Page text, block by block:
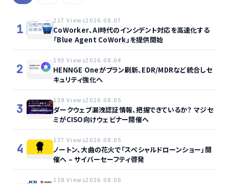
1
217 Views2026.08.07
CoWorker、AI時代のインシデント対応を高速化する
「Blue Agent CoWork」を提供開始
2
193 Views2026.08.04
HENNGE Oneがプラン刷新、EDR/MDRなど統合しセ
キュリティ強化へ
3
139 Views2026.08.05
ダークウェブ漏洩認証情報、把握できているか？ マジセ
ミがCISO向けウェビナー開催へ
4
137 Views2026.08.05
ノートン、大曲の花火で「スペシャルドローンショー」開
催へ – サイバーセーフティ啓発
118 Views2026.08.06